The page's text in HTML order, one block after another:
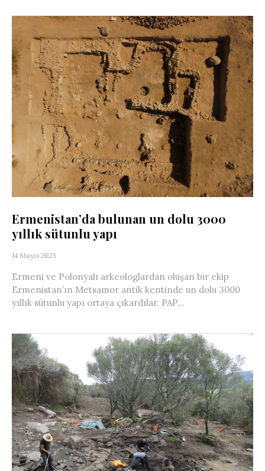
Ermenistan’da bulunan un dolu 3000
yıllık sütunlu yapı
14 Mayıs 2023
Ermeni ve Polonyalı arkeologlardan oluşan bir ekip
Ermenistan’ın Metsamor antik kentinde un dolu 3000
yıllık sütunlu yapı ortaya çıkardılar. PAP...